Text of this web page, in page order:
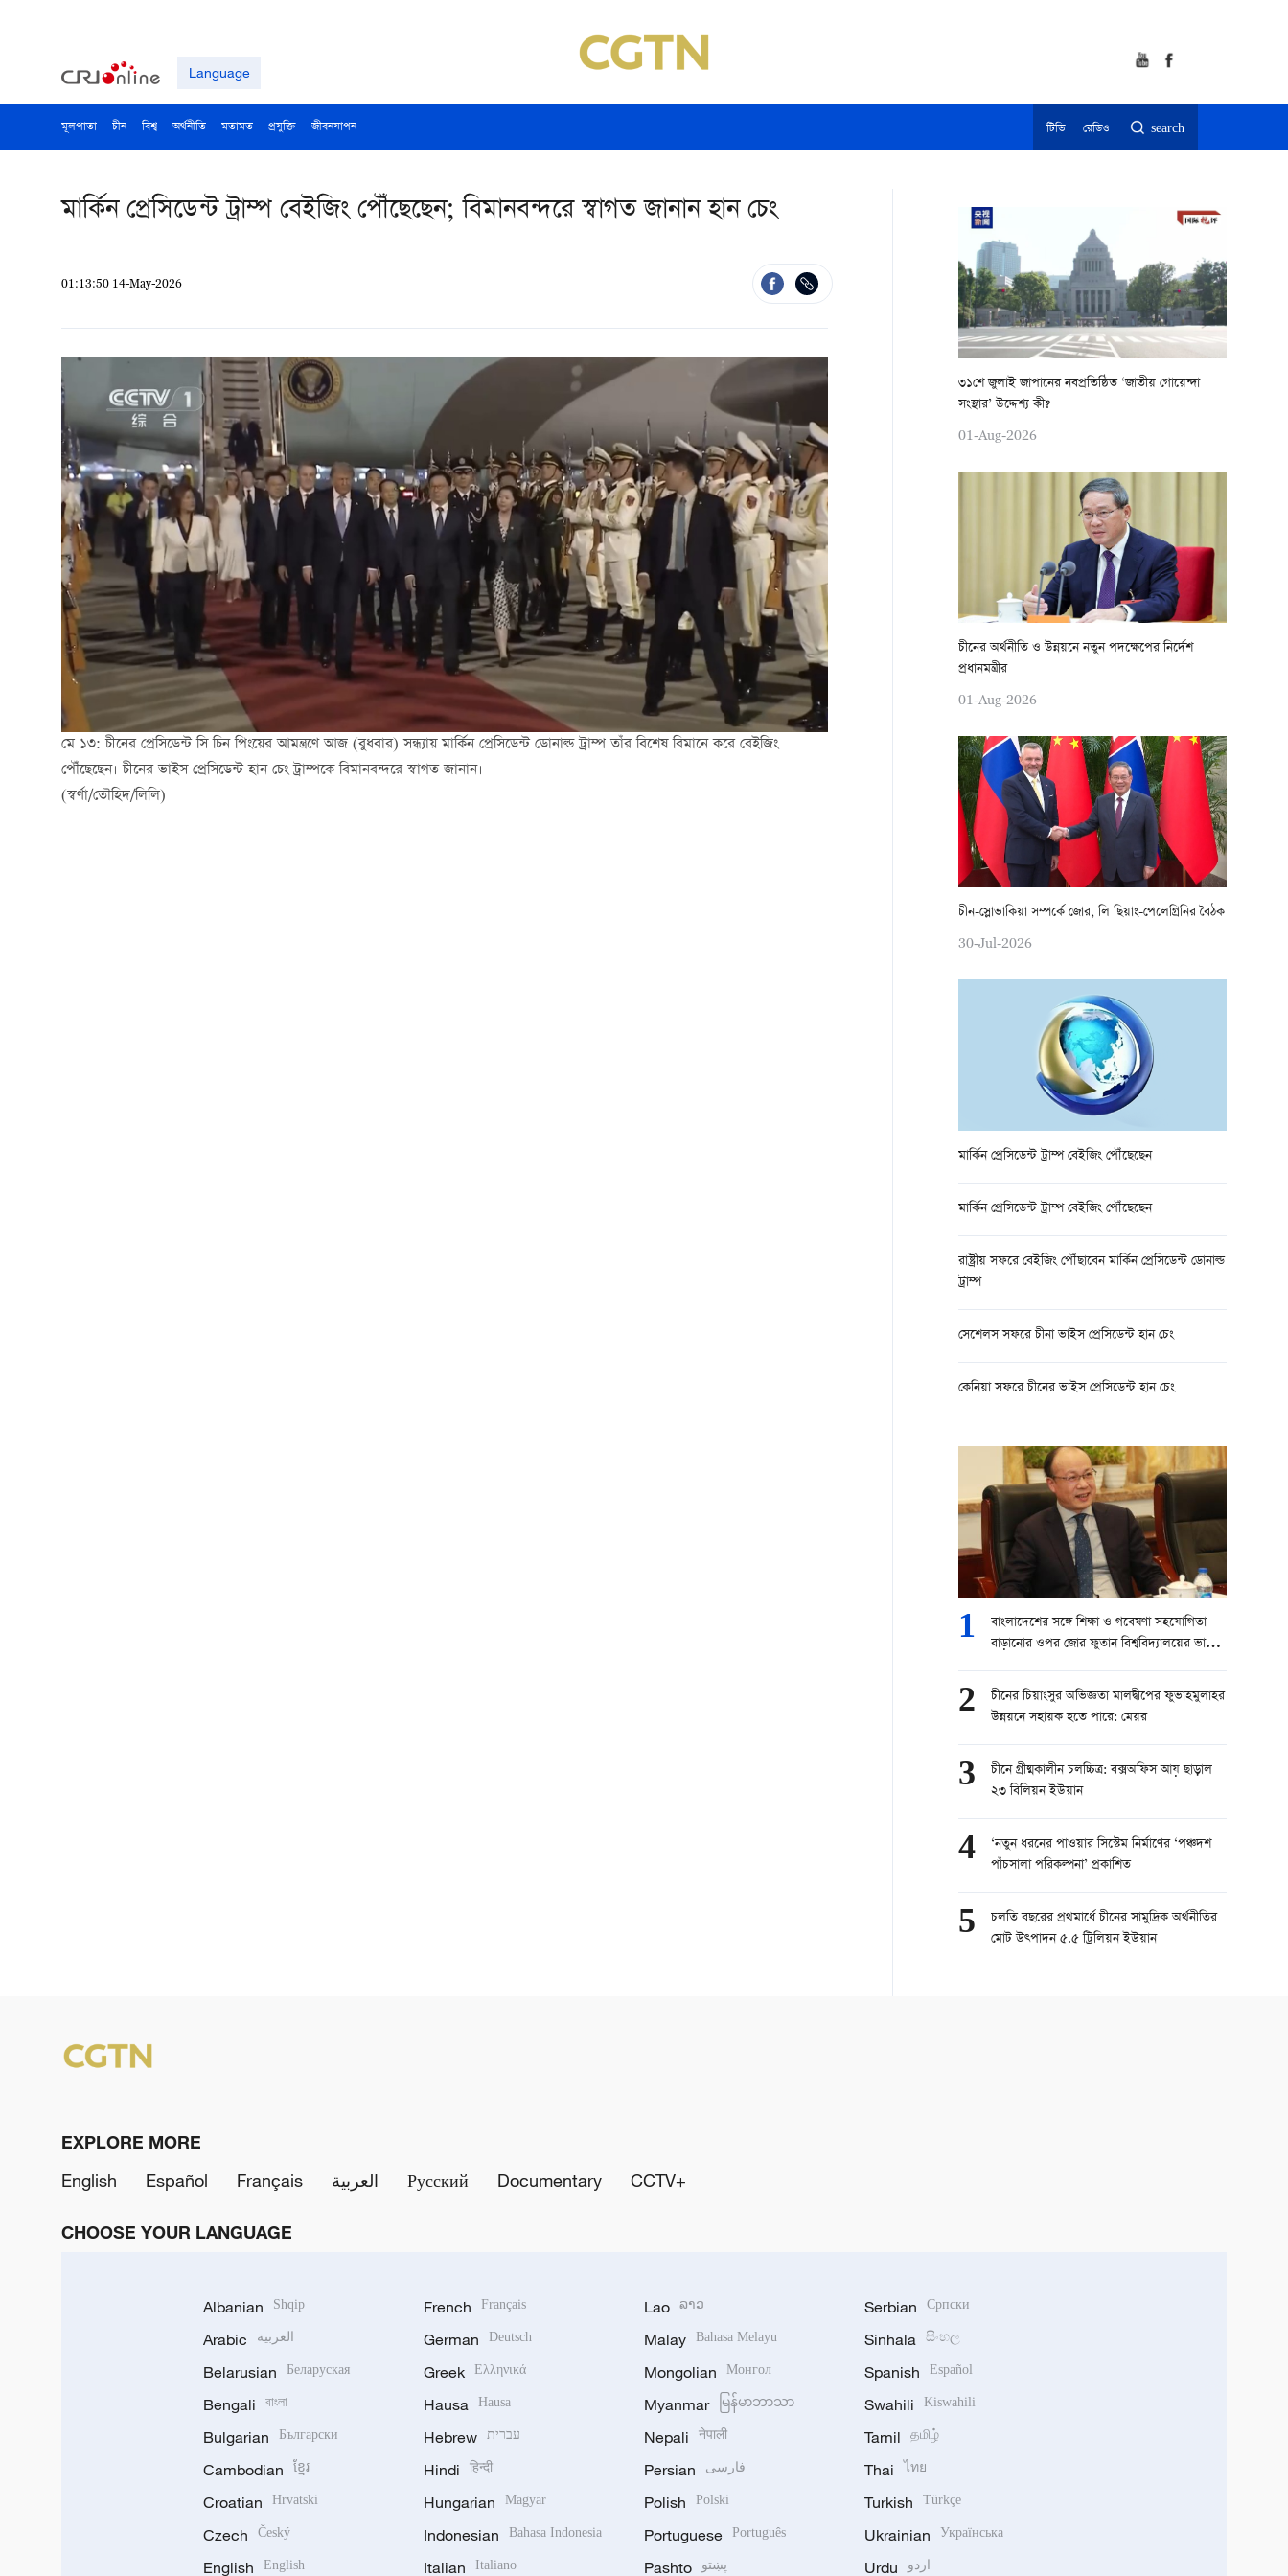
Language
মূলপাতা চীন বিশ্ব অর্থনীতি মতামত প্রযুক্তি জীবনযাপন টিভি রেডিও search
মার্কিন প্রেসিডেন্ট ট্রাম্প বেইজিং পৌঁছেছেন; বিমানবন্দরে স্বাগত জানান হান চেং
01:13:50 14-May-2026
মে ১৩: চীনের প্রেসিডেন্ট সি চিন পিংয়ের আমন্ত্রণে আজ (বুধবার) সন্ধ্যায় মার্কিন প্রেসিডেন্ট ডোনাল্ড ট্রাম্প তাঁর বিশেষ বিমানে করে বেইজিং
পৌঁছেছেন। চীনের ভাইস প্রেসিডেন্ট হান চেং ট্রাম্পকে বিমানবন্দরে স্বাগত জানান।
(স্বর্ণা/তৌহিদ/লিলি)
৩১শে জুলাই জাপানের নবপ্রতিষ্ঠিত ‘জাতীয় গোয়েন্দা
সংস্থার’ উদ্দেশ্য কী?
01-Aug-2026
চীনের অর্থনীতি ও উন্নয়নে নতুন পদক্ষেপের নির্দেশ
প্রধানমন্ত্রীর
01-Aug-2026
চীন-স্লোভাকিয়া সম্পর্কে জোর, লি ছিয়াং-পেলেগ্রিনির বৈঠক
30-Jul-2026
মার্কিন প্রেসিডেন্ট ট্রাম্প বেইজিং পৌঁছেছেন
মার্কিন প্রেসিডেন্ট ট্রাম্প বেইজিং পৌঁছেছেন
রাষ্ট্রীয় সফরে বেইজিং পৌঁছাবেন মার্কিন প্রেসিডেন্ট ডোনাল্ড
ট্রাম্প
সেশেলস সফরে চীনা ভাইস প্রেসিডেন্ট হান চেং
কেনিয়া সফরে চীনের ভাইস প্রেসিডেন্ট হান চেং
1
বাংলাদেশের সঙ্গে শিক্ষা ও গবেষণা সহযোগিতা
বাড়ানোর ওপর জোর ফুতান বিশ্ববিদ্যালয়ের ভাইস
2
চীনের চিয়াংসুর অভিজ্ঞতা মালদ্বীপের ফুভাহমুলাহর
উন্নয়নে সহায়ক হতে পারে: মেয়র
3
চীনে গ্রীষ্মকালীন চলচ্চিত্র: বক্সঅফিস আয় ছাড়াল
২৩ বিলিয়ন ইউয়ান
4
‘নতুন ধরনের পাওয়ার সিস্টেম নির্মাণের ‘পঞ্চদশ
পাঁচসালা পরিকল্পনা’ প্রকাশিত
5
চলতি বছরের প্রথমার্ধে চীনের সামুদ্রিক অর্থনীতির
মোট উত্পাদন ৫.৫ ট্রিলিয়ন ইউয়ান
EXPLORE MORE
English
Español Français العربية Русский Documentary CCTV+
CHOOSE YOUR LANGUAGE
Albanian Shqip
Arabic العربية
Belarusian Беларуская
Bengali বাংলা
Bulgarian Български
Cambodian ខ្មែរ
Croatian Hrvatski
Czech Český
English English
French Français
German Deutsch
Greek Ελληνικά
Hausa Hausa
Hebrew עברית
Hindi हिन्दी
Hungarian Magyar
Indonesian Bahasa Indonesia
Italian Italiano
Lao ລາວ
Malay Bahasa Melayu
Mongolian Монгол
Myanmar မြန်မာဘာသာ
Nepali नेपाली
Persian فارسی
Polish Polski
Portuguese Português
Pashto پښتو
Serbian Српски
Sinhala සිංහල
Spanish Español
Swahili Kiswahili
Tamil தமிழ்
Thai ไทย
Turkish Türkçe
Ukrainian Українська
Urdu اردو